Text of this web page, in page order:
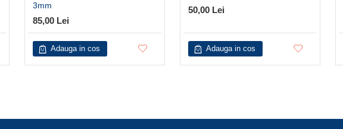
3mm
85,00 Lei
Adauga in cos
50,00 Lei
Adauga in cos